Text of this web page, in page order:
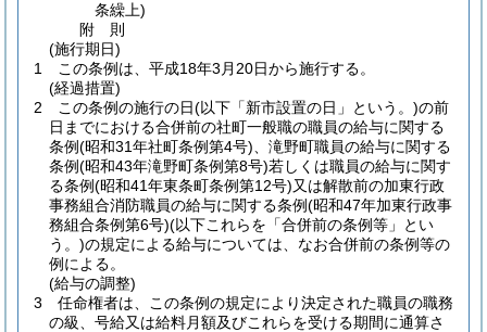
条繰上)
附 則
(施行期日)
1
この条例は、平成18年3月20日から施行する。
(経過措置)
2
この条例の施行の日(以下「新市設置の日」という。)の前
日までにおける合併前の社町一般職の職員の給与に関する
条例(昭和31年社町条例第4号) 、滝野町職員の給与に関する
条例(昭和43年滝野町条例第8号)若しくは職員の給与に関す
る条例(昭和41年東条町条例第12号)又は解散前の加東行政
事務組合消防職員の給与に関する条例(昭和47年加東行政事
務組合条例第6号)(以下これらを「合併前の条例等」とい
う。)の規定による給与については、なお合併前の条例等の
例による。
(給与の調整)
3
任命権者は、この条例の規定により決定された職員の職務
の級、号給又は給料月額及びこれらを受ける期間に通算さ